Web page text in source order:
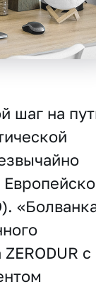
шаг на
с